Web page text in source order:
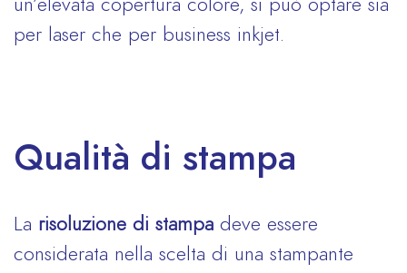
un’elevata copertura colore, si può optare sia
per laser che per business inkjet.
Qualità di stampa
La risoluzione di stampa deve essere
considerata nella scelta di una stampante